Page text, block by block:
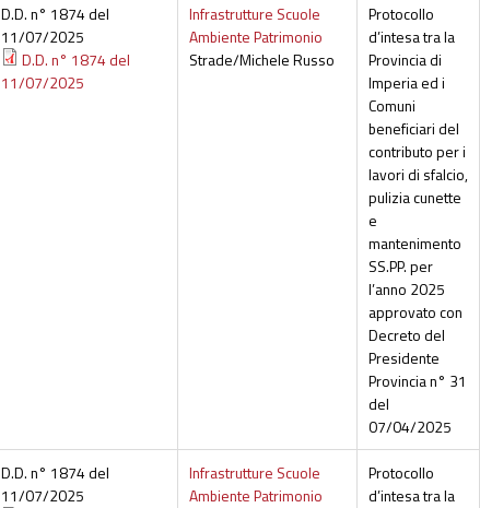
D.D. n° 1874 del
11/07/2025
D.D. n° 1874 del
11/07/2025
Infrastrutture Scuole
Ambiente Patrimonio
Strade/Michele Russo
Protocollo
d’intesa tra la
Provincia di
Imperia ed i
Comuni
beneficiari del
contributo per i
lavori di sfalcio,
pulizia cunette
e
mantenimento
SS.PP. per
l’anno 2025
approvato con
Decreto del
Presidente
Provincia n° 31
del
07/04/2025
D.D. n° 1874 del
11/07/2025
Infrastrutture Scuole
Ambiente Patrimonio
Protocollo
d’intesa tra la